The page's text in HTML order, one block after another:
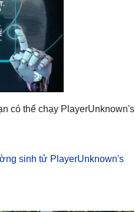
có thể chạy PlayerUnknown's
sinh tử PlayerUnknown's